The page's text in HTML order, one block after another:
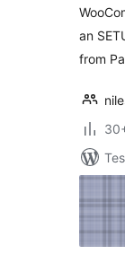
an
from